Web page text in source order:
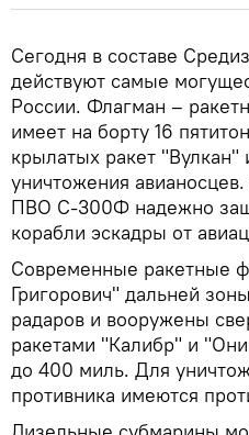
Сегодня в составе
действуют самые
России. Флагман –
имеет на борту 16
крылатых ракет "Вулкан"
уничтожения
ПВО С-300Ф надежно
корабли эскадры от
Современные ракетные
Григорович" дальней
радаров и вооружены
ракетами "Калибр" и
до 400 миль. Для
противника имеются